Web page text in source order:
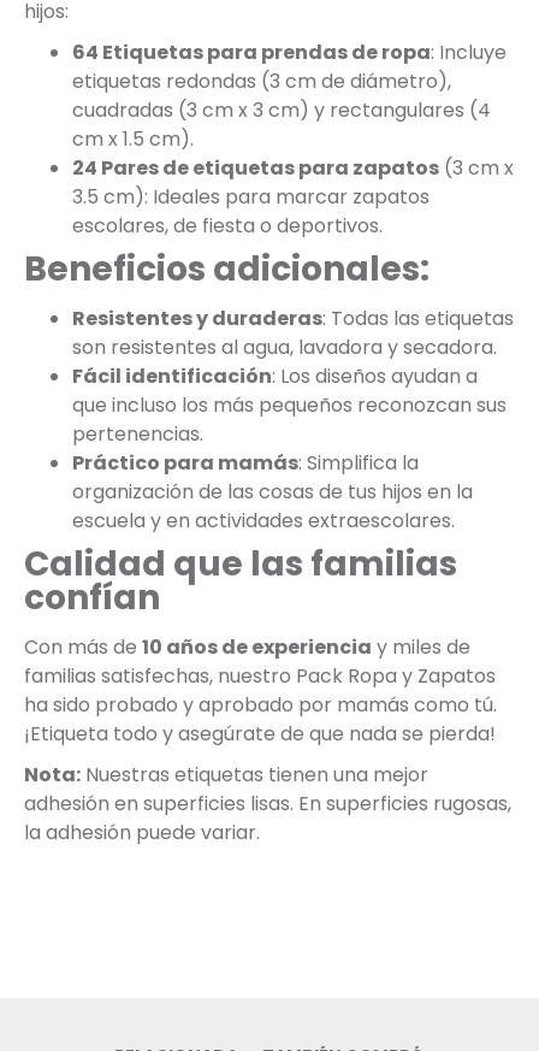
hijos:
64 Etiquetas para prendas de ropa: Incluye
etiquetas redondas (3 cm de diámetro),
cuadradas (3 cm x 3 cm) y rectangulares (4
cm x 1.5 cm).
24 Pares de etiquetas para zapatos (3 cm x
3.5 cm): Ideales para marcar zapatos
escolares, de fiesta o deportivos.
Beneficios adicionales:
Resistentes y duraderas: Todas las etiquetas
son resistentes al agua, lavadora y secadora.
Fácil identificación: Los diseños ayudan a
que incluso los más pequeños reconozcan sus
pertenencias.
Práctico para mamás: Simplifica la
organización de las cosas de tus hijos en la
escuela y en actividades extraescolares.
Calidad que las familias
confían
Con más de 10 años de experiencia y miles de
familias satisfechas, nuestro Pack Ropa y Zapatos
ha sido probado y aprobado por mamás como tú.
¡Etiqueta todo y asegúrate de que nada se pierda!
Nota: Nuestras etiquetas tienen una mejor
adhesión en superficies lisas. En superficies rugosas,
la adhesión puede variar.